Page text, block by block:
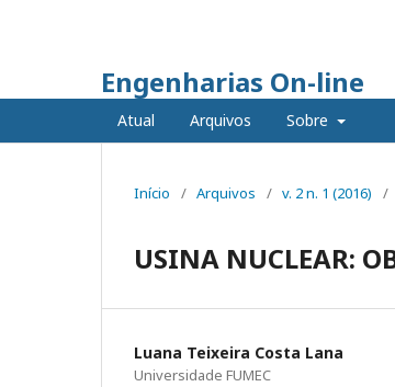
Engenharias On-line
Atual Arquivos Sobre
Início / Arquivos / v. 2 n. 1 (2016) /
USINA NUCLEAR:
Luana Teixeira Costa Lana
Universidade FUMEC